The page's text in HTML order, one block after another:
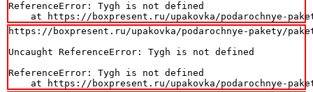
ReferenceError: Tygh is not defined
at https://boxpresent.ru/upakovka/podarochnye-
https://boxpresent.ru/upakovka/podarochnye-pakety/
Uncaught ReferenceError: Tygh is not defined
ReferenceError: Tygh is not defined
at https://boxpresent.ru/upakovka/podarochnye-